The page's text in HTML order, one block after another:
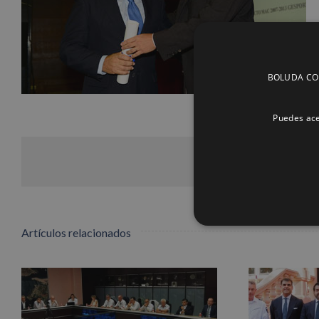
Artículos relacionados
BOLUDA
Puedes